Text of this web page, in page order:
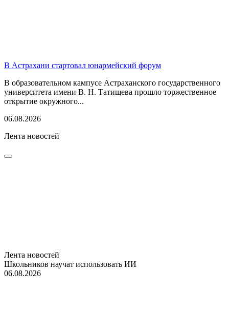
В Астрахани стартовал юнармейский форум
В образовательном кампусе Астраханского государственного
университета имени В. Н. Татищева прошло торжественное
открытие окружного...
06.08.2026
Лента новостей
Лента новостей
Школьников научат использовать ИИ
06.08.2026